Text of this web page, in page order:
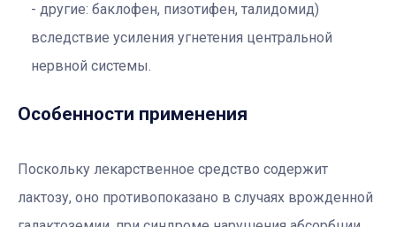
другие: баклофен, пизотифен, талидомид)
вследствие усиления угнетения центральной
нервной системы.
Особенности применения
Поскольку лекарственное средство содержит
лактозу, оно противопоказано в случаях врожденной